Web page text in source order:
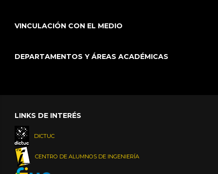
VINCULACIÓN CON EL MEDIO
DEPARTAMENTOS Y ÁREAS ACADÉMICAS
LINKS DE INTERÉS
DICTUC
CENTRO DE ALUMNOS DE INGENIERÍA